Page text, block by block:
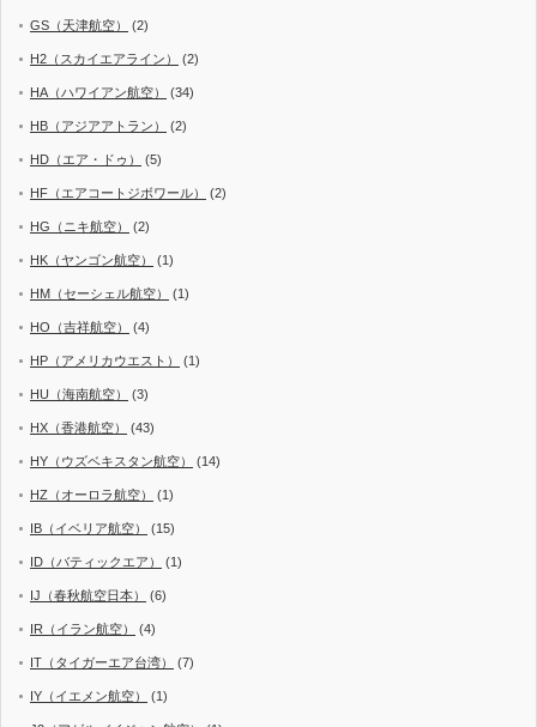
GS（天津航空） (2)
H2（スカイエアライン） (2)
HA（ハワイアン航空） (34)
HB（アジアアトラン） (2)
HD（エア・ドゥ） (5)
HF（エアコートジボワール） (2)
HG（ニキ航空） (2)
HK（ヤンゴン航空） (1)
HM（セーシェル航空） (1)
HO（吉祥航空） (4)
HP（アメリカウエスト） (1)
HU（海南航空） (3)
HX（香港航空） (43)
HY（ウズベキスタン航空） (14)
HZ（オーロラ航空） (1)
IB（イベリア航空） (15)
ID（バティックエア） (1)
IJ（春秋航空日本） (6)
IR（イラン航空） (4)
IT（タイガーエア台湾） (7)
IY（イエメン航空） (1)